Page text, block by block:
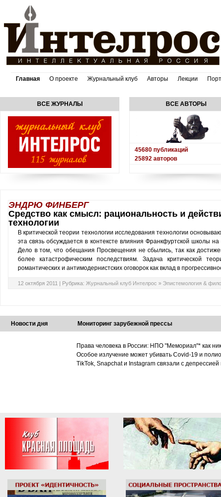
Главная О проекте Журнальный клуб Авторы Лекции
ВСЕ ЖУРНАЛЫ ВСЕ АВТОРЫ
45680 публикаций
25892 авторов
ЭНДРЮ ФИНБЕРГ
Средство как смысл: рациональность и
технологии
В критической теории технологии исследования технологии
эта связь обсуждается в контексте влияния Франкфуртской школы
Дело в том, что обещания Просвещения не сбылись, так как
более катастрофическим последствиям. Задача критической
романтических и антимодернистских оговорок как вклад в
12 октября 2011 | Рубрика: Журнальный клуб Интелрос » Эпистемология &
Новости дня Мониторинг зарубежной прессы
Права человека в России: НПО "Мемориал"* как
Особое излучение может убивать Covid-19 и
TikTok, Snapchat и Instagram связали с